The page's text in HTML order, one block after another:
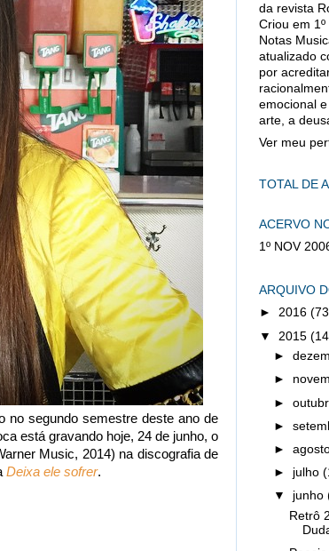
no segundo semestre deste ano de
está gravando hoje, 24 de junho, o
Music, 2014) na discografia de
Deixa ele sofrer.
da revista
Criou em
Notas
atualizado
por
emocional
arte, a
Ver meu
TOTAL DE
ACERVO
1º NOV
ARQUIVO
► 2016
▼ 2015
►
►
►
►
►
► julho
▼ junho
Retrô